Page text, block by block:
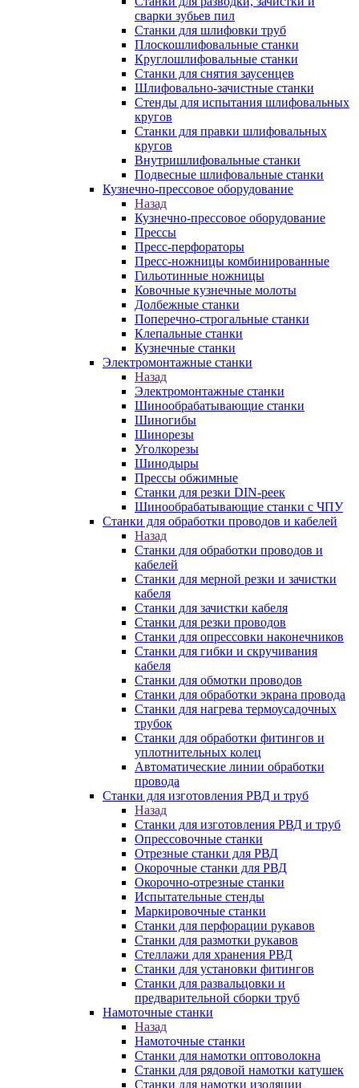
сварки зубьев пил
Станки для шлифовки труб
Плоскошлифовальные станки
Круглошлифовальные станки
Станки для снятия заусенцев
Шлифовально-зачистные станки
Стенды для испытания шлифовальных
кругов
Станки для правки шлифовальных
кругов
Внутришлифовальные станки
Подвесные шлифовальные станки
Кузнечно-прессовое оборудование
Назад
Кузнечно-прессовое оборудование
Прессы
Пресс-перфораторы
Пресс-ножницы комбинированные
Гильотинные ножницы
Ковочные кузнечные молоты
Долбежные станки
Поперечно-строгальные станки
Клепальные станки
Кузнечные станки
Электромонтажные станки
Назад
Электромонтажные станки
Шинообрабатывающие станки
Шиногибы
Шинорезы
Уголкорезы
Шинодыры
Прессы обжимные
Станки для резки DIN-реек
Шинообрабатывающие станки с ЧПУ
Станки для обработки проводов и кабелей
Назад
Станки для обработки проводов и
кабелей
Станки для мерной резки и зачистки
кабеля
Станки для зачистки кабеля
Станки для резки проводов
Станки для опрессовки наконечников
Станки для гибки и скручивания
кабеля
Станки для обмотки проводов
Станки для обработки экрана провода
Станки для нагрева термоусадочных
трубок
Станки для обработки фитингов и
уплотнительных колец
Автоматические линии обработки
провода
Станки для изготовления РВД и труб
Назад
Станки для изготовления РВД и труб
Опрессовочные станки
Отрезные станки для РВД
Окорочные станки для РВД
Окорочно-отрезные станки
Испытательные стенды
Маркировочные станки
Станки для перфорации рукавов
Станки для размотки рукавов
Стеллажи для хранения РВД
Станки для установки фитингов
Станки для развальцовки и
предварительной сборки труб
Намоточные станки
Назад
Намоточные станки
Станки для намотки оптоволокна
Станки для рядовой намотки катушек
Станки для намотки изоляции